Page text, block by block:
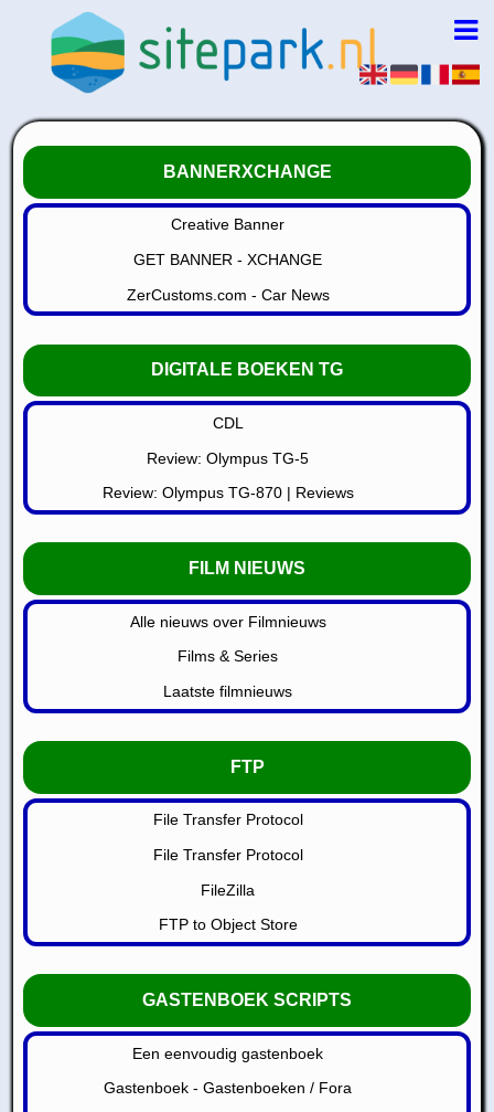
BANNERXCHANGE
Creative Banner
GET BANNER - XCHANGE
ZerCustoms.com - Car News
DIGITALE BOEKEN TG
CDL
Review: Olympus TG-5
Review: Olympus TG-870 | Reviews
FILM NIEUWS
Alle nieuws over Filmnieuws
Films & Series
Laatste filmnieuws
FTP
File Transfer Protocol
File Transfer Protocol
FileZilla
FTP to Object Store
GASTENBOEK SCRIPTS
Een eenvoudig gastenboek
Gastenboek - Gastenboeken / Fora